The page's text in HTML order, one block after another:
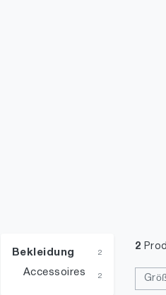
Bekleidung 2
Accessoires 2
2